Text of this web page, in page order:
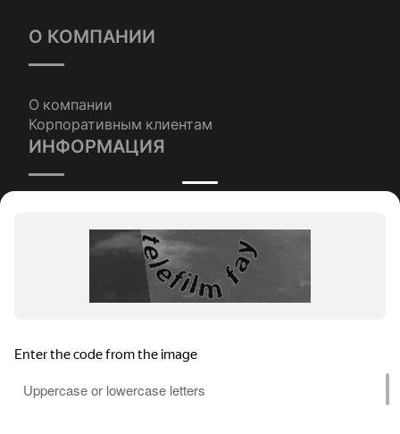
О КОМПАНИИ
О компании
Корпоративным клиентам
ИНФОРМАЦИЯ
Условия оплаты и доставки
КОНТАКТЫ
СОЦ. СЕТИ
сайта в соответствии с политикой